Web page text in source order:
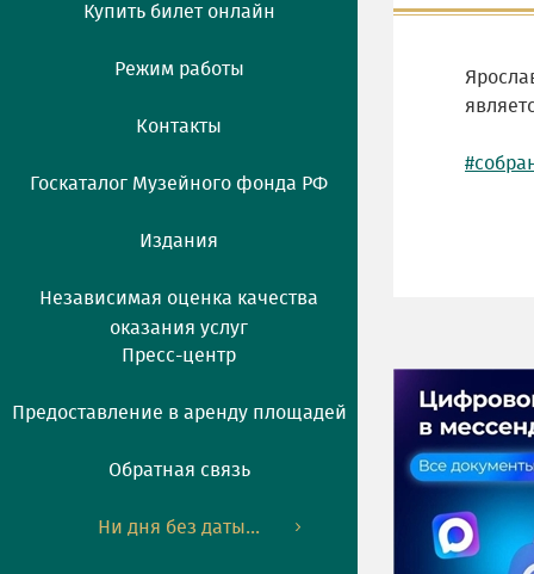
Купить билет онлайн
Режим работы
Контакты
Госкаталог Музейного фонда РФ
Издания
Независимая оценка качества
оказания услуг
Пресс-центр
Предоставление в аренду площадей
Обратная связь
Ни дня без даты...